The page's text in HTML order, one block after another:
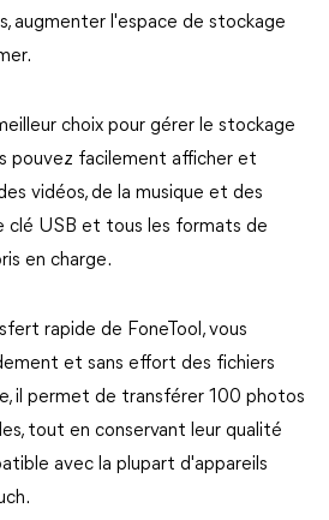
augmenter l'espace de stockage
choix pour gérer le stockage
pouvez facilement afficher et
vidéos, de la musique et des
clé USB et tous les formats de
en charge.
rapide de FoneTool, vous
et sans effort des fichiers
il permet de transférer 100 photos
tout en conservant leur qualité
avec la plupart d'appareils